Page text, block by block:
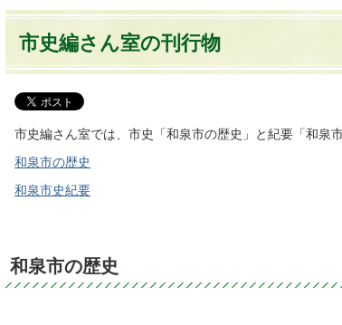
市史編さん室の刊行物
市史編さん室では、市史「和泉市の歴史」と紀要「和泉
和泉市の歴史
和泉市史紀要
和泉市の歴史